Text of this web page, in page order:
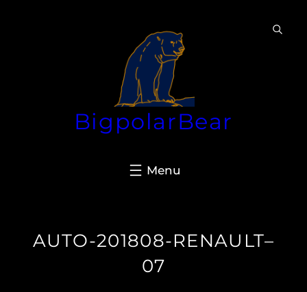
BigpolarBear
AUTO-201808-RENAULT–
07